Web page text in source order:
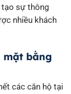
sự thông
nhiều khách
mặt bằng
các căn hộ tại